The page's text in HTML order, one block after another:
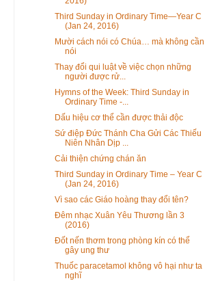
Third Sunday in Ordinary Time—Year C
(Jan 24, 2016)
Mười cách nói có Chúa… mà không cần
nói
Thay đổi qui luật về việc chọn những
người được rử...
Hymns of the Week: Third Sunday in
Ordinary Time -...
Dấu hiệu cơ thể cần được thải độc
Sứ điệp Đức Thánh Cha Gửi Các Thiếu
Niên Nhân Dịp ...
Cải thiện chứng chán ăn
Third Sunday in Ordinary Time – Year C
(Jan 24, 2016)
Vì sao các Giáo hoàng thay đổi tên?
Đêm nhạc Xuân Yêu Thương lần 3
(2016)
Đốt nến thơm trong phòng kín có thể
gây ung thư
Thuốc paracetamol không vô hại như ta
nghĩ